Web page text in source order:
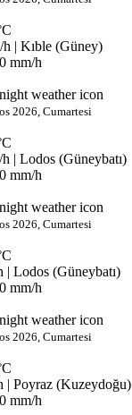
h | Kıble (Güney)
0 mm/h
2026, Cumartesi
| Lodos (Güneybatı)
0 mm/h
2026, Cumartesi
| Lodos (Güneybatı)
0 mm/h
2026, Cumartesi
| Poyraz (Kuzeydoğu)
0 mm/h